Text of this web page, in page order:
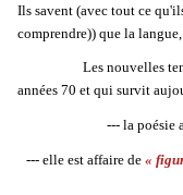
Ils savent (avec tout ce
comprendre)) que la
Les nouvelles
années 70 et qui survit
--- la poésie
--- elle est affaire de «